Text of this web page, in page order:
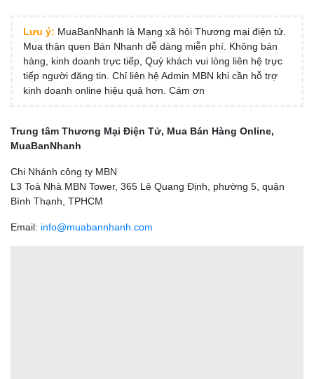
Lưu ý: MuaBanNhanh là Mạng xã hội Thương mại điện tử.
Mua thân quen Bán Nhanh dễ dàng miễn phí. Không bán
hàng, kinh doanh trực tiếp, Quý khách vui lòng liên hệ trực
tiếp người đăng tin. Chỉ liên hệ Admin MBN khi cần hỗ trợ
kinh doanh online hiệu quả hơn. Cám ơn
Trung tâm Thương Mại Điện Tử, Mua Bán Hàng Online,
MuaBanNhanh
Chi Nhánh công ty MBN
L3 Toà Nhà MBN Tower, 365 Lê Quang Định, phường 5, quận
Bình Thạnh, TPHCM
Email: info@muabannhanh.com